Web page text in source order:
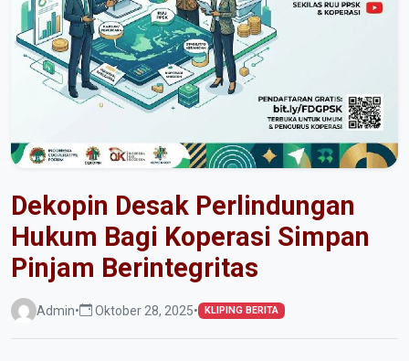
Dekopin Desak Perlindungan
Hukum Bagi Koperasi Simpan
Pinjam Berintegritas
Admin• Oktober 28, 2025• KLIPING BERITA